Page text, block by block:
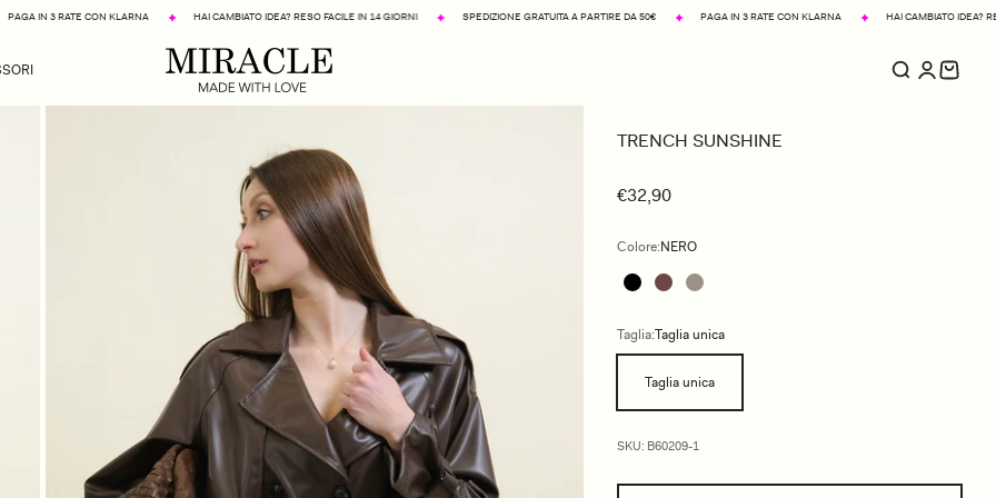
HAI CAMBIATO IDEA? RESO FACILE IN 14 GIORNI SPEDIZIONE GRATUITA A PARTIRE DA 50€ PAGA IN 3 RATE CON KLARNA HAI CAMBIATO IDEA? RESO FACILE IN 14 GIORNI
TRENCH SUNSHINE
€32,90
Colore:NERO
Taglia:Taglia unica
Taglia unica
SKU: B60209-1